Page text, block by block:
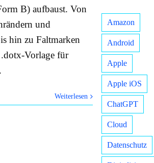
B) aufbaust. Von
und
hin zu Faltmarken
Vorlage für
Weiterlesen
Amazon
Android
Apple
Apple iOS
ChatGPT
Cloud
Datenschutz